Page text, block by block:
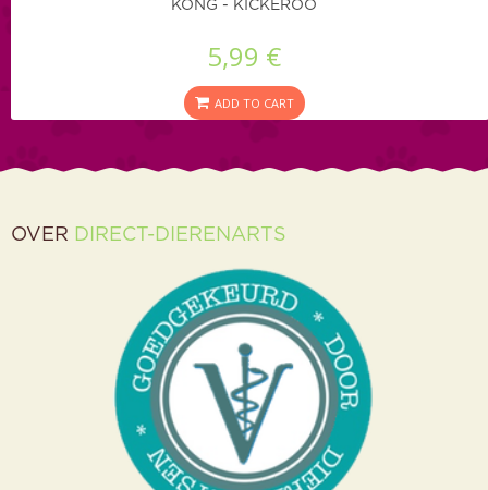
KONG - KICKEROO
5,99 €
ADD TO CART
OVER DIRECT-DIERENARTS